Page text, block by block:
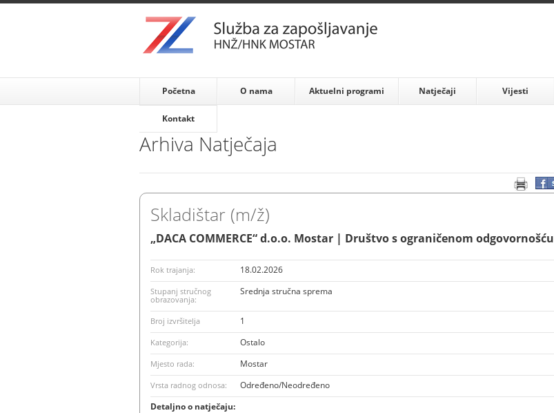
Početna O nama Aktuelni programi Natječaji Vijesti
Kontakt
Arhiva Natječaja
Skladištar (m/ž)
„DACA COMMERCE“ d.o.o. Mostar | Društvo s ograničenom odgovornošću
Rok trajanja: 18.02.2026
Stupanj stručnog
obrazovanja:
Srednja stručna sprema
Broj izvršitelja 1
Kategorija: Ostalo
Mjesto rada: Mostar
Vrsta radnog odnosa:
Određeno/Neodređeno
Detaljno o natječaju: